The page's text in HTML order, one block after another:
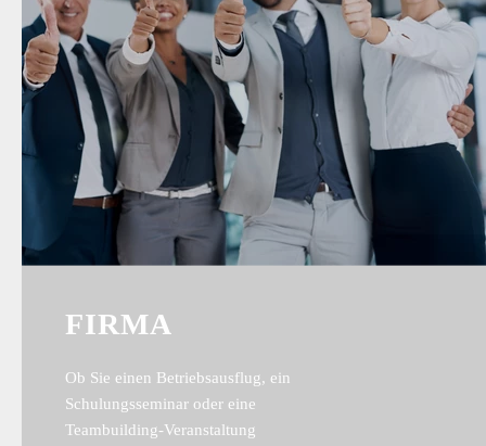
FIRMA
Ob Sie einen Betriebsausflug, ein
Schulungsseminar oder eine
Teambuilding-Veranstaltung